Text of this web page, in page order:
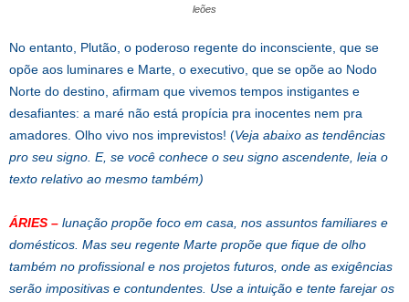
leões
No entanto, Plutão, o poderoso regente do inconsciente, que se
opõe aos luminares e Marte, o executivo, que se opõe ao Nodo
Norte do destino, afirmam que vivemos tempos instigantes e
desafiantes: a maré não está propícia pra inocentes nem pra
amadores. Olho vivo nos imprevistos! (Veja abaixo as tendências
pro seu signo. E, se você conhece o seu signo ascendente, leia o
texto relativo ao mesmo também)
ÁRIES – lunação propõe foco em casa, nos assuntos familiares e
domésticos. Mas seu regente Marte propõe que fique de olho
também no profissional e nos projetos futuros, onde as exigências
serão impositivas e contundentes. Use a intuição e tente farejar os